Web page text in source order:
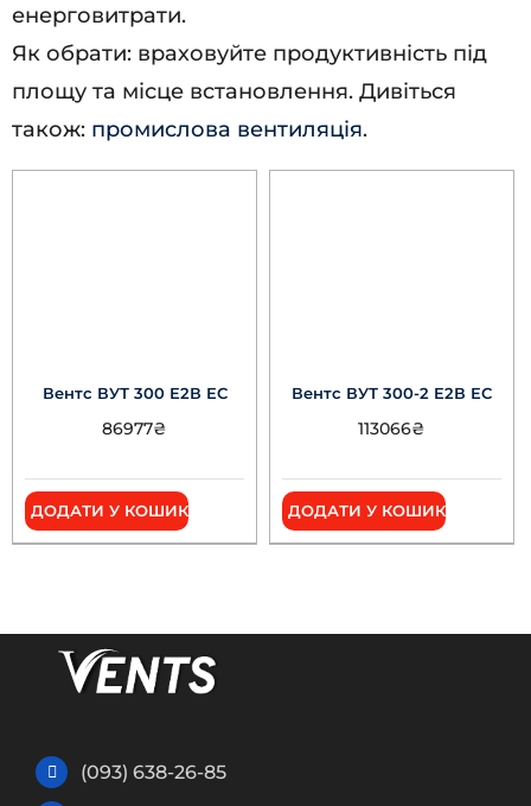
енерговитрати.
Як обрати: враховуйте продуктивність під
площу та місце встановлення. Дивіться
також: промислова вентиляція.
Вентс ВУТ 300 Е2В ЕС
86977₴
ДОДАТИ У КОШИК
Вентс ВУТ 300-2 E2В ЕС
113066₴
ДОДАТИ У КОШИК
(093) 638-26-85